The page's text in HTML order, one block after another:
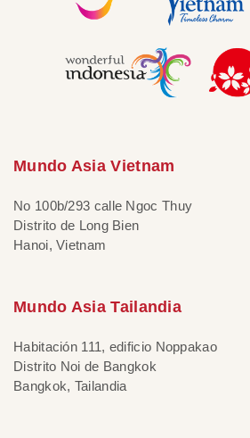
Mundo Asia Vietnam
No 100b/293 calle Ngoc Thuy
Distrito de Long Bien
Hanoi, Vietnam
Mundo Asia Tailandia
Habitación 111, edificio Noppakao
Distrito Noi de Bangkok
Bangkok, Tailandia